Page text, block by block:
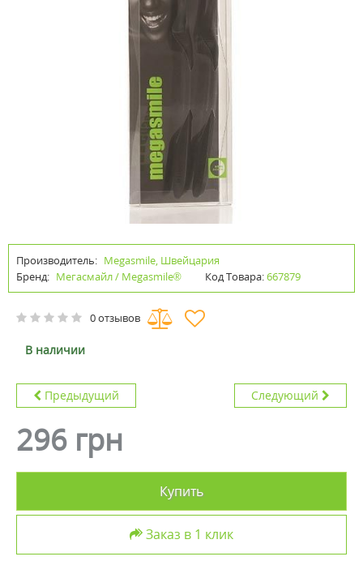
Производитель: Megasmile, Швейцария
Бренд: Мегасмайл / Megasmile® Код Товара:667879
0 отзывов
В наличии
Предыдущий Следующий
296 грн
Купить
Заказ в 1 клик